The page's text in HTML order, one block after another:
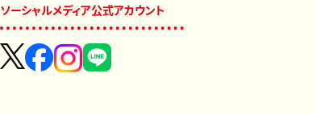
ソーシャルメディア公式アカウント